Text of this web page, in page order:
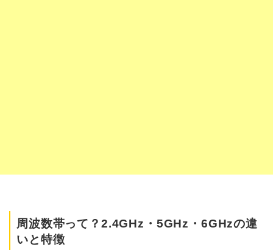
周波数帯って？2.4GHz・5GHz・6GHzの違
いと特徴